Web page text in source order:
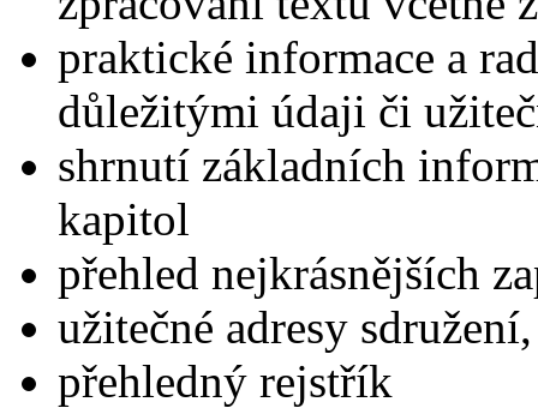
praktické informace a
důležitými údaji či
shrnutí základních
kapitol
přehled nejkrásnějších
užitečné adresy
přehledný rejstřík